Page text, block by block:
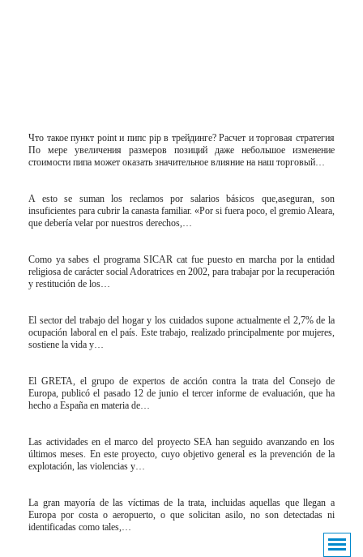
Что такое пункт point и пипс pip в трейдинге? Расчет и торговая стратегия
По мере увеличения размеров позиций даже небольшое изменение
стоимости пипа может оказать значительное влияние на наш торговый…
A esto se suman los reclamos por salarios básicos que,aseguran, son
insuficientes para cubrir la canasta familiar. «Por si fuera poco, el gremio Aleara,
que debería velar por nuestros derechos,…
Como ya sabes el programa SICAR cat fue puesto en marcha por la entidad
religiosa de carácter social Adoratrices en 2002, para trabajar por la recuperación
y restitución de los…
El sector del trabajo del hogar y los cuidados supone actualmente el 2,7% de la
ocupación laboral en el país. Este trabajo, realizado principalmente por mujeres,
sostiene la vida y…
El GRETA, el grupo de expertos de acción contra la trata del Consejo de
Europa, publicó el pasado 12 de junio el tercer informe de evaluación, que ha
hecho a España en materia de…
Las actividades en el marco del proyecto SEA han seguido avanzando en los
últimos meses. En este proyecto, cuyo objetivo general es la prevención de la
explotación, las violencias y…
La gran mayoría de las víctimas de la trata, incluidas aquellas que llegan a
Europa por costa o aeropuerto, o que solicitan asilo, no son detectadas ni
identificadas como tales,…